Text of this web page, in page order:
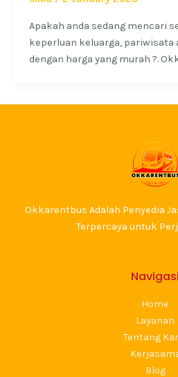
Apakah anda sedang mencari
keperluan keluarga, pariwisata
dengan harga yang murah ?.
Okkarentbus Adalah Penyedia
Terpercaya untuk
Navigasi
Home
Layanan
Tentang
Blog